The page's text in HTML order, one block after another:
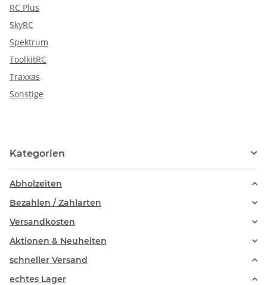
RC Plus
SkyRC
Spektrum
ToolkitRC
Traxxas
Sonstige
Kategorien
Abholzeiten
Bezahlen / Zahlarten
Versandkosten
Aktionen & Neuheiten
schneller Versand
echtes Lager